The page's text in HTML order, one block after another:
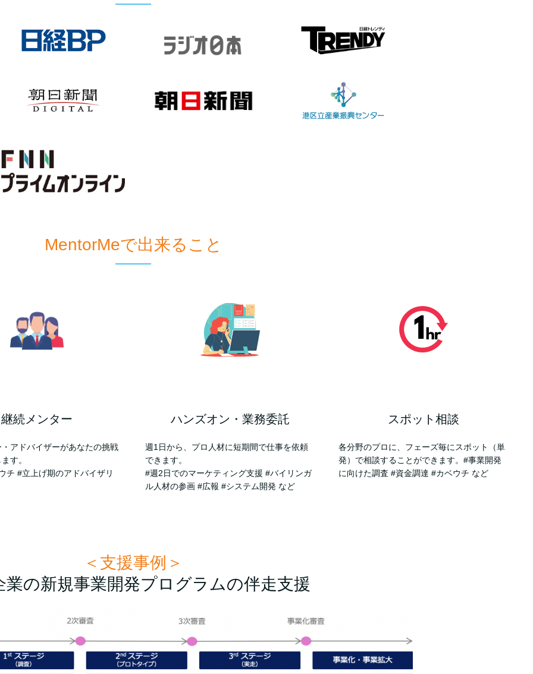
MentorMeで出来ること
継続メンター
アドバイザーがあなたの挑戦
す。
チ #立上げ期のアドバイザリ
ハンズオン・業務委託
週1日から、プロ人材に短期間で仕事を依頼
できます。
#週2日でのマーケティング支援 #バイリンガ
ル人材の参画 #広報 #システム開発 など
スポット相談
各分野のプロに、フェーズ毎にスポット（単
発）で相談することができます。#事業開発
に向けた調査 #資金調達 #カベウチ など
＜支援事例＞
業の新規事業開発プログラムの伴走支援